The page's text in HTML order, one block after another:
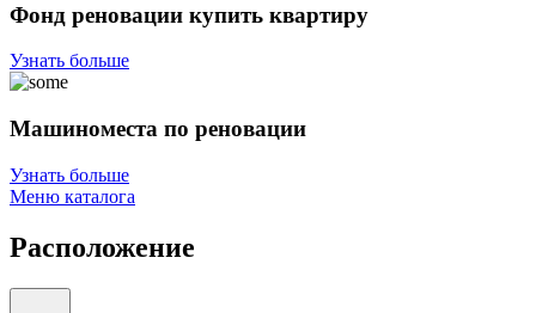
Фонд реновации купить квартиру
Узнать больше
Машиноместа по реновации
Узнать больше
Меню каталога
Расположение